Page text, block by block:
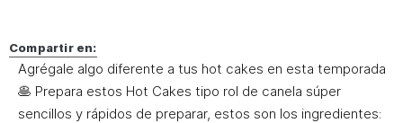
Compartir en:
Agrégale algo diferente a tus hot cakes en esta temporada
🥞 Prepara estos Hot Cakes tipo rol de canela súper
sencillos y rápidos de preparar, estos son los ingredientes: